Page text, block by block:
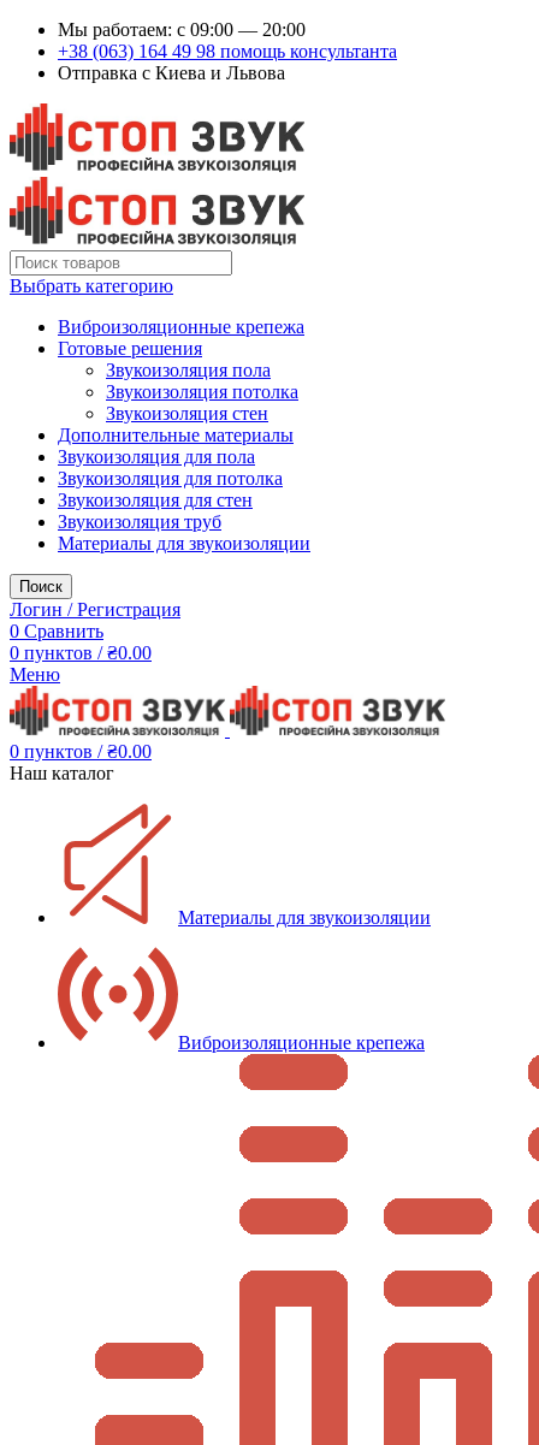
Мы работаем: c 09:00 — 20:00
+38 (063) 164 49 98 помощь консультанта
Отправка с Киева и Львова
Выбрать категорию
Виброизоляционные крепежа
Готовые решения
Звукоизоляция пола
Звукоизоляция потолка
Звукоизоляция стен
Дополнительные материалы
Звукоизоляция для пола
Звукоизоляция для потолка
Звукоизоляция для стен
Звукоизоляция труб
Материалы для звукоизоляции
Поиск
Логин / Регистрация
0 Сравнить
0 пунктов / ₴0.00
Меню
0 пунктов / ₴0.00
Наш каталог
Материалы для звукоизоляции
Виброизоляционные крепежа